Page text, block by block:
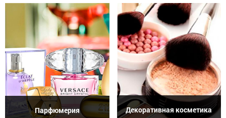
Парфюмерия Декоративная косметика